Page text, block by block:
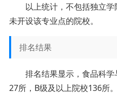
以上统计，不包括独立
未开设该专业点的院校。
排名结果
排名结果显示，食品科
27所，B级及以上院校136所